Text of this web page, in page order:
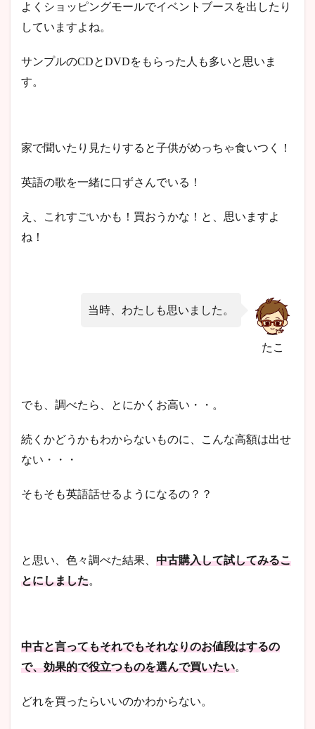
よくショッピングモールでイベントブースを出したり
していますよね。
サンプルのCDとDVDをもらった人も多いと思いま
す。
家で聞いたり見たりすると子供がめっちゃ食いつく！
英語の歌を一緒に口ずさんでいる！
え、これすごいかも！買おうかな！と、思いますよ
ね！
たこ
当時、わたしも思いました。
でも、調べたら、とにかくお高い・・。
続くかどうかもわからないものに、こんな高額は出せ
ない・・・
そもそも英語話せるようになるの？？
と思い、色々調べた結果、 中古購入して試してみるこ
とにしました。
中古と言ってもそれでもそれなりのお値段はするの
で、効果的で役立つものを選んで買いたい。
どれを買ったらいいのかわからない。